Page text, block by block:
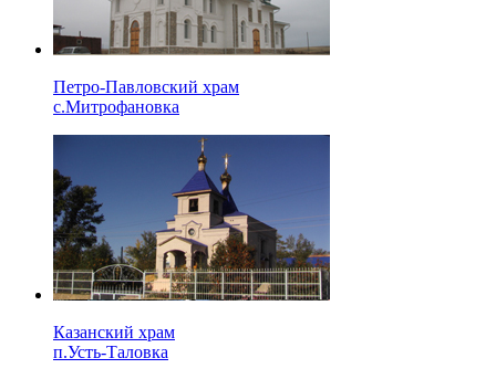
Петро-Павловский храм
с.Митрофановка
Казанский храм
п.Усть-Таловка